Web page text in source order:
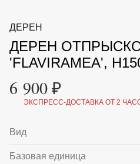
МАЛАЯ МЕХАНИЗАЦИЯ
ОТПУГИВАТЕЛИ ОТ
ГРЫЗУНОВ
САДОВАЯ ОДЕЖДА И
САДОВЫЙ
СРЕДСТВА ЗАЩИТЫ
ТОВАРЫ ДЛЯ БАНЬ И
ТОВАРЫ И АПТЕКА ДЛЯ
УХОД
+7 (495) 197 87
87
ДЕРЕН
ДЕРЕН
'FLAVIRAMEA',
6 900 ₽
ЭКСПРЕСС-ДОСТАВКА ОТ 2
Вид
Базовая единица